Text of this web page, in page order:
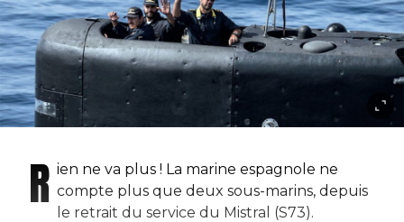
R ien ne va plus ! La marine espagnole ne
compte plus que deux sous-marins, depuis
le retrait du service du Mistral (S73).